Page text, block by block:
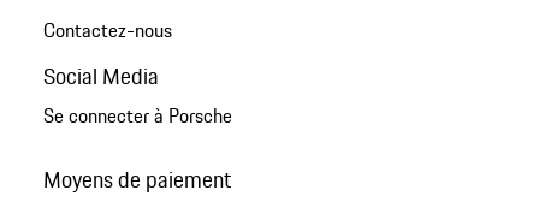
Contactez-nous
Social Media
Se connecter à Porsche
Moyens de paiement